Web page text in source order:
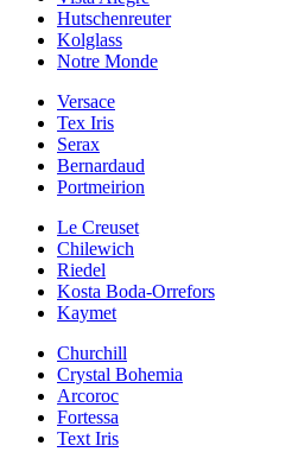
Hutschenreuter
Kolglass
Notre Monde
Versace
Tex Iris
Serax
Bernardaud
Portmeirion
Le Creuset
Chilewich
Riedel
Kosta Boda-Orrefors
Kaymet
Churchill
Crystal Bohemia
Arcoroc
Fortessa
Text Iris